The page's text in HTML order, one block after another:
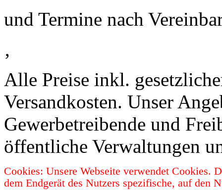
und Termine nach
‚
Alle Preise inkl.
Versandkosten. Unser
Gewerbetreibende und
öffentliche Verwaltungen
Cookies: Unsere Webseite verwendet Cookies.
dem Endgerät des Nutzers spezifische, auf den